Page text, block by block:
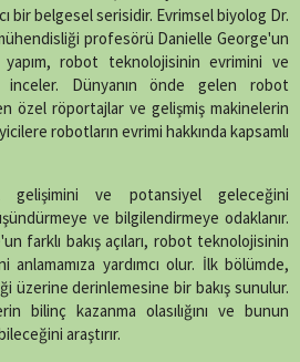
bir belgesel serisidir. Evrimsel biyolog Dr.
profesörü Danielle George'un
yapım, robot teknolojisinin evrimini ve
Dünyanın önde gelen robot
özel röportajlar ve gelişmiş makinelerin
robotların evrimi hakkında kapsamlı
gelişimini ve potansiyel geleceğini
ve bilgilendirmeye odaklanır.
farklı bakış açıları, robot teknolojisinin
yardımcı olur. İlk bölümde,
üzerine derinlemesine bir bakış sunulur.
bilinç kazanma olasılığını ve bunun
araştırır.